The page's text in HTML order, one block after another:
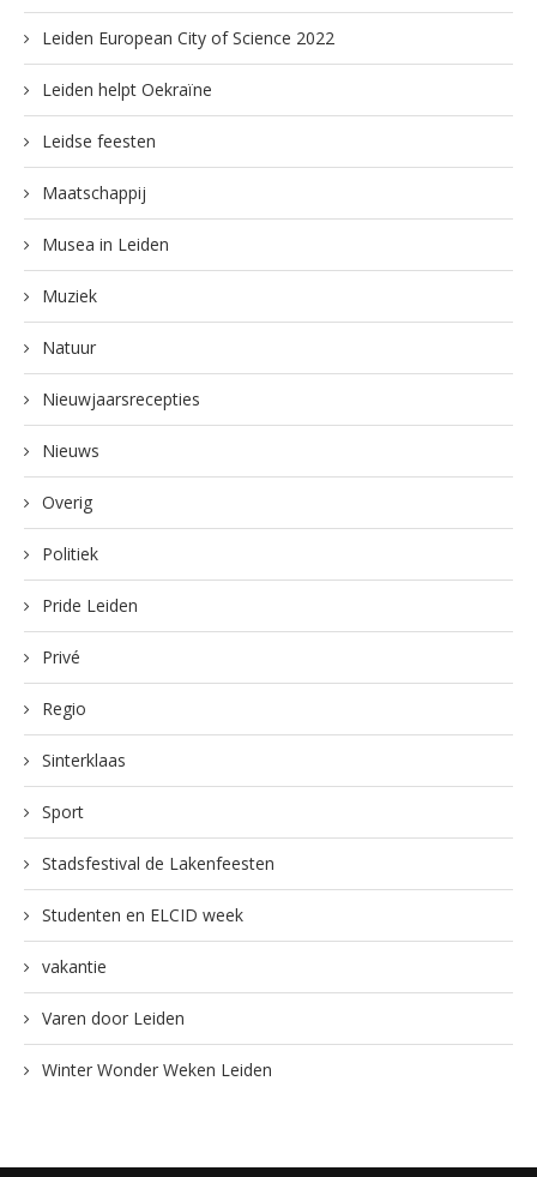
Leiden European City of Science 2022
Leiden helpt Oekraïne
Leidse feesten
Maatschappij
Musea in Leiden
Muziek
Natuur
Nieuwjaarsrecepties
Nieuws
Overig
Politiek
Pride Leiden
Privé
Regio
Sinterklaas
Sport
Stadsfestival de Lakenfeesten
Studenten en ELCID week
vakantie
Varen door Leiden
Winter Wonder Weken Leiden